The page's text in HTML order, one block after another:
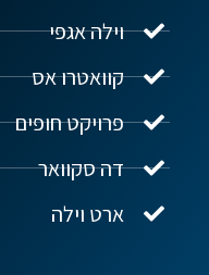
וילה אגפי
קוואטרו אס
פרויקט חופים
דה סקוואר
ארט וילה
נדל"ן ביוון G.R.E
שלום! איך אפשר לעזור?